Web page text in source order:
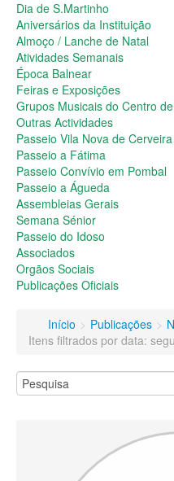
Grupos Musicais do Centro
Outras Actividades
Passeio Vila Nova de
Passeio a Fátima
Passeio Convívio em
Passeio a Águeda
Assembleias Gerais
Semana Sénior
Passeio do Idoso
Associados
Orgãos Sociais
Publicações Oficiais
Contactos
Dia de S.Martinho
Aniversários da Instituição
Almoço / Lanche de Natal
Atividades Semanais
Época Balnear
Feiras e Exposições
Grupos Musicais do Centro
Outras Actividades
Passeio Vila Nova de Cerveira
Passeio a Fátima
Passeio Convívio em Pombal
Passeio a Águeda
Assembleias Gerais
Semana Sénior
Passeio do Idoso
Associados
Orgãos Sociais
Publicações Oficiais
Início > Publicações >
Itens filtrados por data: